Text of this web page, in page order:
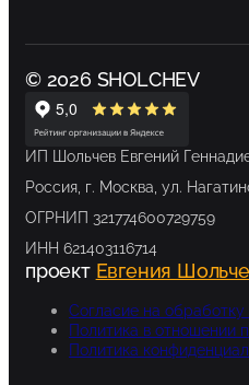
© 2026 SHOLCHEV
ИП Шольчев Евгений
Россия, г. Москва, ул.
ОГРНИП 321774600729759
ИНН 621403116714
проект Евгения
Согласие на
Политика в отношении
Политика